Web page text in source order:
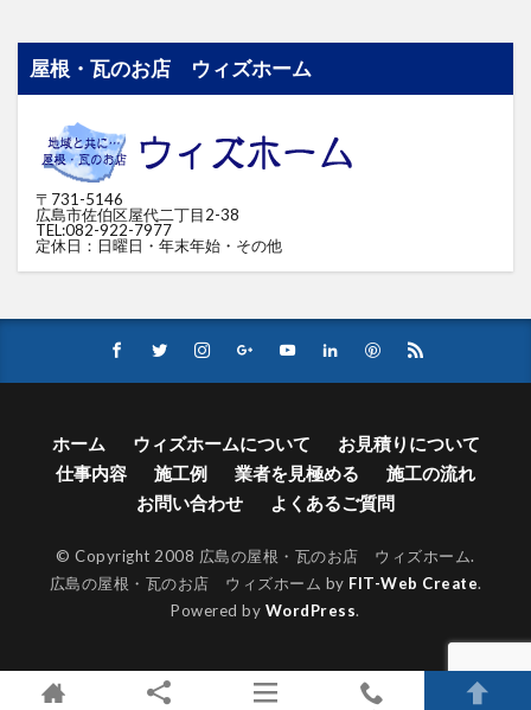
屋根・瓦のお店 ウィズホーム
〒731-5146
広島市佐伯区屋代二丁目2-38
TEL:082-922-7977
定休日：日曜日・年末年始・その他
ホーム ウィズホームについて
お見積りについて
仕事内容
施工例 業者を見極める
施工の流れ
お問い合わせ
よくあるご質問
© Copyright 2008 広島の屋根・瓦のお店 ウィズホーム.
広島の屋根・瓦のお店 ウィズホーム by FIT-Web Create.
Powered by WordPress.